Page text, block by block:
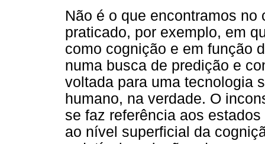
Não é o que encontramos
praticado, por exemplo, em
como cognição e em função
numa busca de predição e
voltada para uma tecnologia
humano, na verdade. O
se faz referência aos
ao nível superficial da